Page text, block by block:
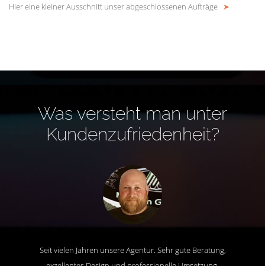
Hier eine kleiner Ausschnitt unser abgeschlossenen Aufträge ➤
Was versteht man unter
Kundenzufriedenheit?
Seit vielen Jahren unsere Agentur. Sehr gute Beratung,